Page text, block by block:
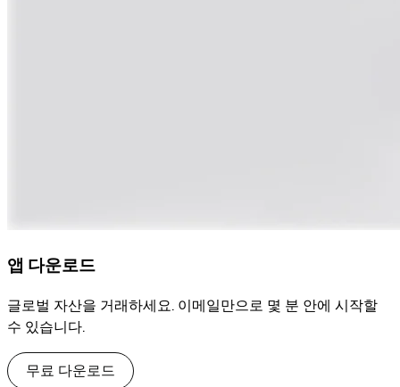
앱 다운로드
글로벌 자산을 거래하세요. 이메일만으로 몇 분 안에 시작할
수 있습니다.
무료 다운로드